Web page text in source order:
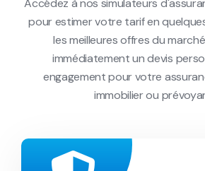
Accédez à nos simulateurs
pour estimer votre tarif en
les meilleures offres du
immédiatement un devis
engagement pour votre
immobilier ou